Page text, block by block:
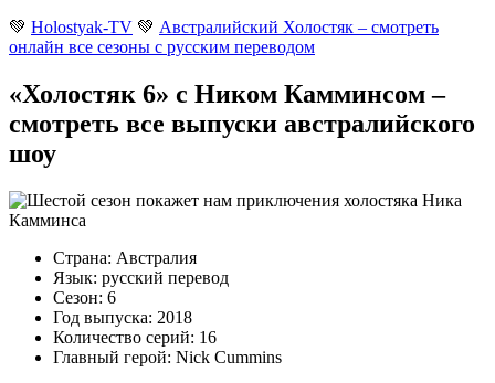
💚 Holostyak-TV 💚 Австралийский Холостяк – смотреть
онлайн все сезоны с русским переводом
«Холостяк 6» с Ником Камминсом –
смотреть все выпуски австралийского
шоу
Страна: Австралия
Язык: русский перевод
Сезон: 6
Год выпуска: 2018
Количество серий: 16
Главный герой: Nick Cummins